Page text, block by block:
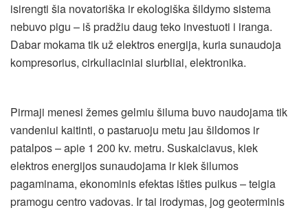
isirengti šia novatoriška ir ekologiška šildymo sistema
nebuvo pigu – iš pradžiu daug teko investuoti i iranga.
Dabar mokama tik už elektros energija, kuria sunaudoja
kompresorius, cirkuliaciniai siurbliai, elektronika.
Pirmaji menesi žemes gelmiu šiluma buvo naudojama tik
vandeniui kaitinti, o pastaruoju metu jau šildomos ir
patalpos – apie 1 200 kv. metru. Suskaiciavus, kiek
elektros energijos sunaudojama ir kiek šilumos
pagaminama, ekonominis efektas išties puikus – teigia
pramogu centro vadovas. Ir tai irodymas, jog geoterminis